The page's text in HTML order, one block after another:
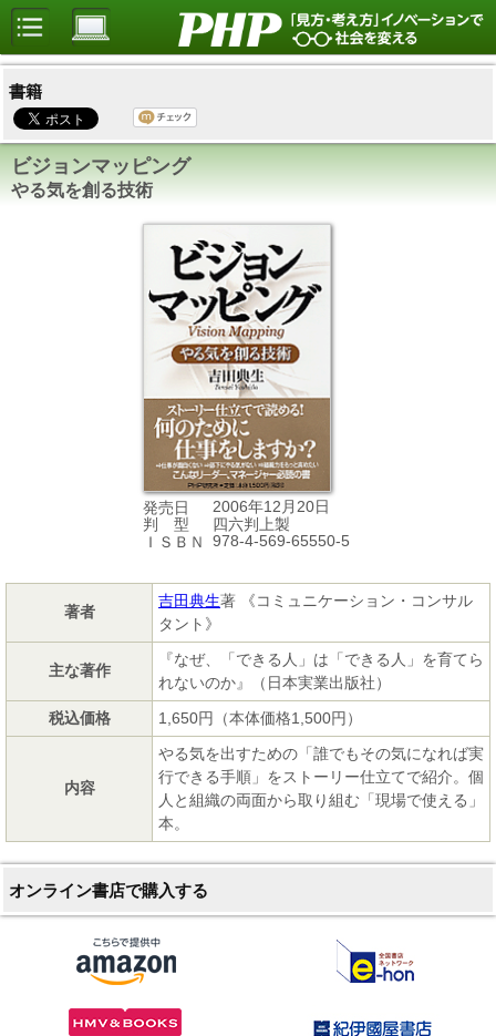
書籍
ビジョンマッピング
やる気を創る技術
発売日
2006年12月20日
判 型
四六判上製
ＩＳＢＮ
978-4-569-65550-5
著者
吉田典生著 《コミュニケーション・コンサル
タント》
主な著作
『なぜ、「できる人」は「できる人」を育てら
れないのか』（日本実業出版社）
税込価格
1,650円（本体価格1,500円）
内容
やる気を出すための「誰でもその気になれば実
行できる手順」をストーリー仕立てで紹介。個
人と組織の両面から取り組む「現場で使える」
本。
オンライン書店で購入する